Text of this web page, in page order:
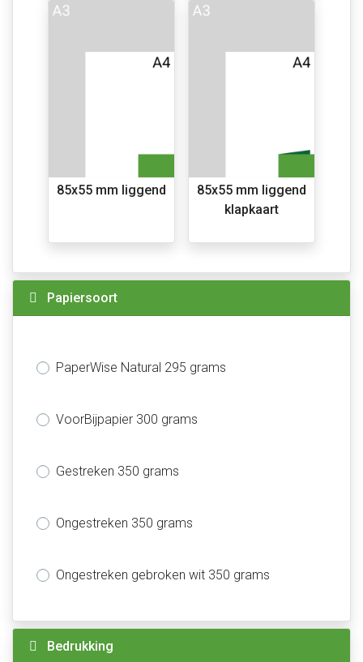
85x55 mm liggend
85x55 mm liggend
klapkaart
Papiersoort
PaperWise Natural 295 grams
VoorBijpapier 300 grams
Gestreken 350 grams
Ongestreken 350 grams
Ongestreken gebroken wit 350 grams
Bedrukking